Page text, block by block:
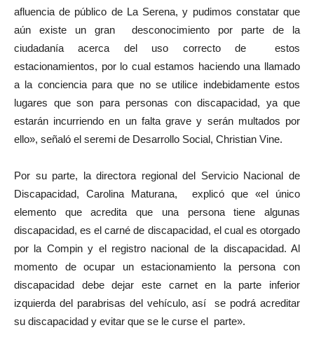
afluencia de público de La Serena, y pudimos constatar que
aún existe un gran desconocimiento por parte de la
ciudadanía acerca del uso correcto de estos
estacionamientos, por lo cual estamos haciendo una llamado
a la conciencia para que no se utilice indebidamente estos
lugares que son para personas con discapacidad, ya que
estarán incurriendo en un falta grave y serán multados por
ello», señaló el seremi de Desarrollo Social, Christian Vine.
Por su parte, la directora regional del Servicio Nacional de
Discapacidad, Carolina Maturana, explicó que «el único
elemento que acredita que una persona tiene algunas
discapacidad, es el carné de discapacidad, el cual es otorgado
por la Compin y el registro nacional de la discapacidad. Al
momento de ocupar un estacionamiento la persona con
discapacidad debe dejar este carnet en la parte inferior
izquierda del parabrisas del vehículo, así se podrá acreditar
su discapacidad y evitar que se le curse el parte».